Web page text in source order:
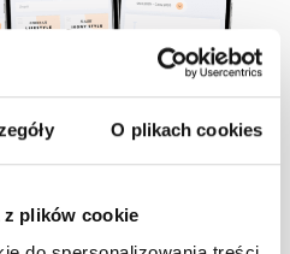
O plikach cookies
plików cookie